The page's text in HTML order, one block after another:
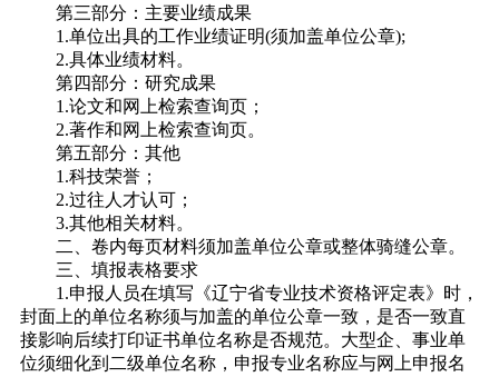
第三部分：主要业绩成果
1.单位出具的工作业绩证明(须加盖单位公章);
2.具体业绩材料。
第四部分：研究成果
1.论文和网上检索查询页；
2.著作和网上检索查询页。
第五部分：其他
1.科技荣誉；
2.过往人才认可；
3.其他相关材料。
二、卷内每页材料须加盖单位公章或整体骑缝公章。
三、填报表格要求
1.申报人员在填写《辽宁省专业技术资格评定表》时，
封面上的单位名称须与加盖的单位公章一致，是否一致直
接影响后续打印证书单位名称是否规范。大型企、事业单
位须细化到二级单位名称，申报专业名称应与网上申报名